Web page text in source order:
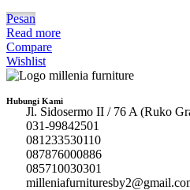
Pesan
Read more
Compare
Wishlist
Hubungi Kami
Jl. Sidosermo II / 76 A (Ruko
031-99842501
081233530110
087876000886
085710030301